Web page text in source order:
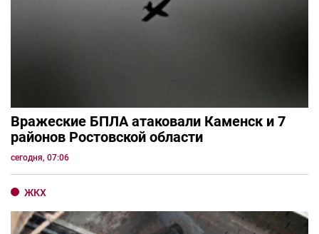
Вражеские БПЛА атаковали Каменск и 7
районов Ростовской области
сегодня, 07:06
ЖКХ